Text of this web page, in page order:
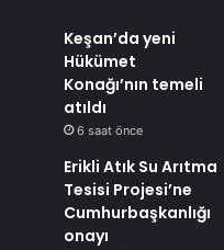
Keşan’da yeni
Hükümet
Konağı’nın temeli
atıldı
6 saat önce
Erikli Atık Su Arıtma
Tesisi Projesi’ne
Cumhurbaşkanlığı
onayı